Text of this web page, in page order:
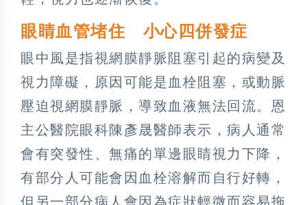
眼睛血管堵住 小心四併發症
眼中風是指視網膜靜脈阻塞引起的病變及
視力障礙，原因可能是血栓阻塞，或動脈
壓迫視網膜靜脈，導致血液無法回流。恩
主公醫院眼科陳彥晟醫師表示，病人通常
會有突發性、無痛的單邊眼睛視力下降，
有部分人可能會因血栓溶解而自行好轉，
但另一部分病人會因為症狀輕微而容易拖